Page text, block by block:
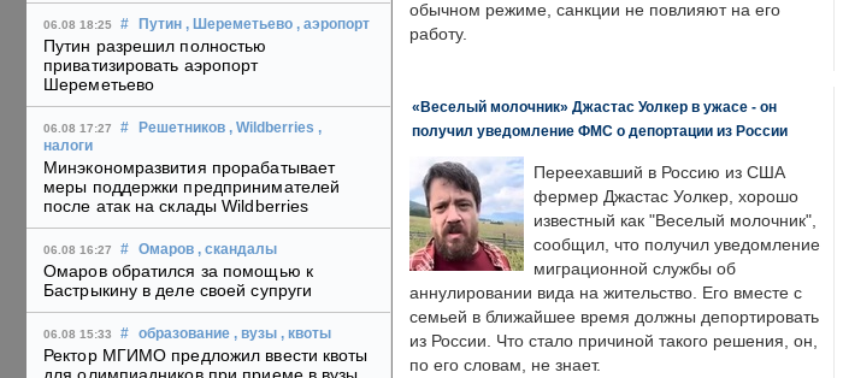
06.08 18:25 # Путин , Шереметьево , аэропорт
Путин разрешил полностью
приватизировать аэропорт
Шереметьево
06.08 17:27 # Решетников , Wildberries ,
налоги
Минэкономразвития прорабатывает
меры поддержки предпринимателей
после атак на склады Wildberries
06.08 16:27 # Омаров , скандалы
Омаров обратился за помощью к
Бастрыкину в деле своей супруги
06.08 15:33 # образование , вузы , квоты
Ректор МГИМО предложил ввести квоты
обычном режиме, санкции не повлияют на его
работу.
«Веселый молочник» Джастас Уолкер в ужасе - он
получил уведомление ФМС о депортации из России
Переехавший в Россию из США
фермер Джастас Уолкер, хорошо
известный как "Веселый молочник",
сообщил, что получил уведомление
миграционной службы об
аннулировании вида на жительство. Его вместе с
семьей в ближайшее время должны депортировать
из России. Что стало причиной такого решения, он,
по его словам, не знает.